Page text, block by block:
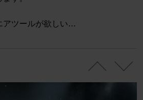
アツールが欲しい…